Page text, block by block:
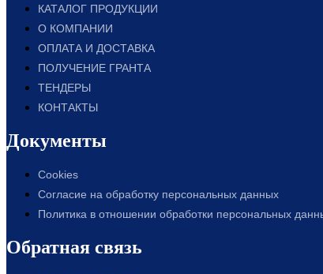
КАТАЛОГ ПРОДУКЦИИ
О КОМПАНИИ
ОПЛАТА И ДОСТАВКА
ПОЛУЧЕНИЕ ГРАНТА
ТЕНДЕРЫ
КОНТАКТЫ
Документы
Cookies
Согласие на обработку персональных данных
Политика в отношении обработки персональных
Обратная связь